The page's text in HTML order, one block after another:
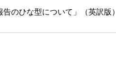
告のひな型について」（英訳版）